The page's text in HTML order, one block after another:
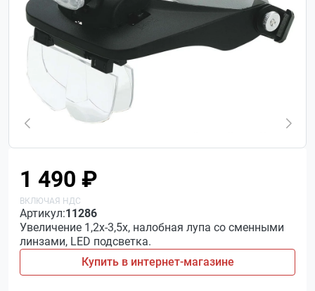
1 490 ₽
Артикул:11286
Увеличение 1,2x-3,5x, налобная лупа со сменными
линзами, LED подсветка.
Купить в интернет-магазине